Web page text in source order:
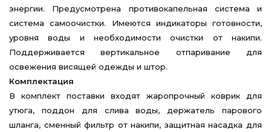
энергии. Предусмотрена противокапельная система и
система самоочистки. Имеются индикаторы готовности,
уровня воды и необходимости очистки от накипи.
Поддерживается вертикальное отпаривание для
освежения висящей одежды и штор.
Комплектация
В комплект поставки входят жаропрочный коврик для
утюга, поддон для слива воды, держатель парового
шланга, сменный фильтр от накипи, защитная насадка для